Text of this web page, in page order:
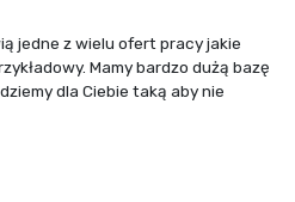
jedne z wielu ofert pracy jakie
Mamy bardzo dużą bazę
dla Ciebie taką aby nie